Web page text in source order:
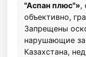
"Аспан плюс"»,
объективно,
Запрещены
нарушающие
Казахстана,